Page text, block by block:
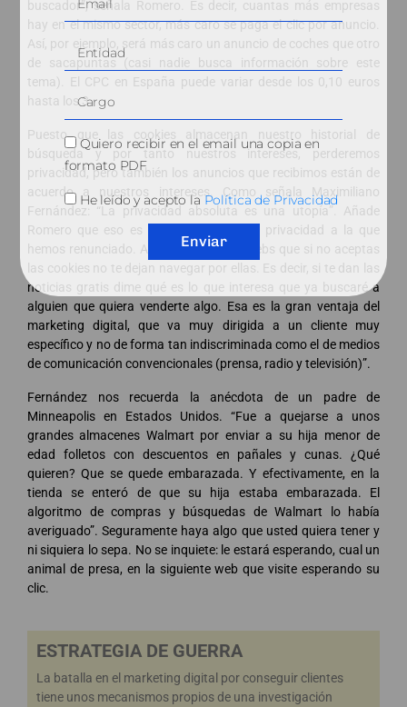
buscador”, señala Romero. Es decir, cuantas más empresas
hay en el mismo sector, más caro se paga el clic por anuncio.
Así, por ejemplo, será más caro un anuncio de coches que otro
de sacapuntas (casi nadie busca información sobre este
tema). El CPC en España puede variar desde los 0,10 euros
hasta los 3.
Puesto que las cookies almacenan nuestro historial de
búsqueda y por tanto nuestros intereses, perderemos
privacidad, pero también los anuncios que recibimos están de
acuerdo a nuestros intereses. Como señala Maximiliano
Fernández: “La privacidad absoluta es una utopía”. Añade
Romero que eso es lo que valemos: “la privacidad a la que
hemos renunciado. Así verás algunas webs que si no aceptas
las cookies no te dejan navegar por ellas. Es decir, si te dan las
noticias gratis dime qué es lo que interesa que ya buscaré a
alguien que quiera venderte algo. Esa es la gran ventaja del
marketing digital, que va muy dirigida a un cliente muy
específico y no de forma tan indiscriminada como el de medios
de comunicación convencionales (prensa, radio y televisión)”.
Fernández nos recuerda la anécdota de un padre de
Minneapolis en Estados Unidos. “Fue a quejarse a unos
grandes almacenes Walmart por enviar a su hija menor de
edad folletos con descuentos en pañales y cunas. ¿Qué
quieren? Que se quede embarazada. Y efectivamente, en la
tienda se enteró de que su hija estaba embarazada. El
algoritmo de compras y búsquedas de Walmart lo había
averiguado”. Seguramente haya algo que usted quiera tener y
ni siquiera lo sepa. No se inquiete: le estará esperando, cual un
animal de presa, en la siguiente web que visite esperando su
clic.
ESTRATEGIA DE GUERRA
La batalla en el marketing digital por conseguir clientes
tiene unos mecanismos propios de una investigación
Quiero recibir en el email una copia en
formato PDF
He leído y acepto laPolítica de Privacidad
Enviar